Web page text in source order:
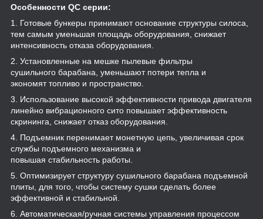
Особенности QC серии:
1. Готовые бункеры принимают основание структуры силоса,
тем самым уменьшая площадь оборудования, снижает
интенсивность отказа оборудования.
2. Установленные на мешке пылевые фильтры
сушильного барабана, уменьшают потери тепла и
экономят топливо и пространство.
3. Использование высокой эффективности привода двигателя
линейно вибрационного сито повышает эффективность
скрининга, снижает отказ оборудования.
4. Подъемник перенимает монетную цепь, увеличивая срок
службы подъемного механизма и
повышая стабильность работы.
5. Оптимизирует структуру сушильного барабана подъемной
плиты, для того, чтобы систему сушки сделать более
эффективной и стабильной.
6. Автоматическая/ручная системы управления процессом